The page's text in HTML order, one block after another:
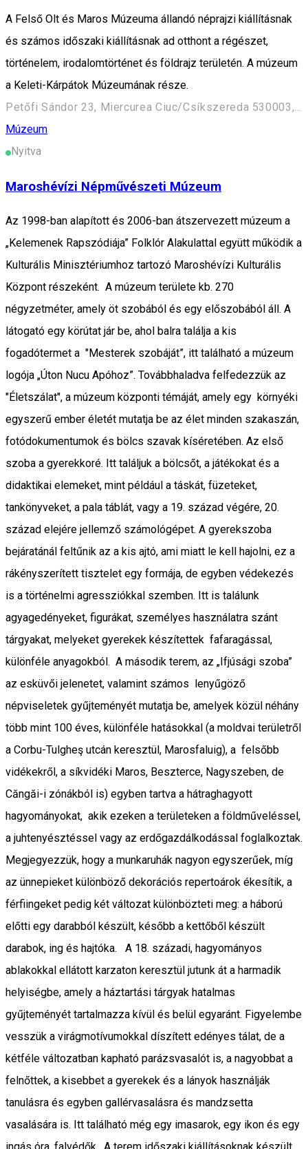
A Felső Olt és Maros Múzeuma állandó néprajzi kiállításnak
és számos időszaki kiállításnak ad otthont a régészet,
történelem, irodalomtörténet és földrajz területén. A múzeum
a Keleti-Kárpátok Múzeumának része.
Petőfi Sándor 23, Miercurea Ciuc/Csíkszereda 530003, Romania
Múzeum
Nyitva
Maroshévízi Népművészeti Múzeum
Az 1998-ban alapított és 2006-ban átszervezett múzeum a
„Kelemenek Rapszódiája” Folklór Alakulattal együtt működik a
Kulturális Minisztériumhoz tartozó Maroshévízi Kulturális
Központ részeként. A múzeum területe kb. 270
négyzetméter, amely öt szobából és egy előszobából áll. A
látogató egy körútat jár be, ahol balra találja a kis
fogadótermet a "Mesterek szobáját”, itt található a múzeum
logója „Úton Nucu Apóhoz”. Továbbhaladva felfedezzük az
"Életszálat", a múzeum központi témáját, amely egy környéki
egyszerű ember életét mutatja be az élet minden szakaszán,
fotódokumentumok és bölcs szavak kíséretében. Az első
szoba a gyerekkoré. Itt találjuk a bölcsőt, a játékokat és a
didaktikai elemeket, mint például a táskát, füzeteket,
tankönyveket, a pala táblát, vagy a 19. század végére, 20.
század elejére jellemző számológépet. A gyerekszoba
bejáratánál feltűnik az a kis ajtó, ami miatt le kell hajolni, ez a
rákényszerített tisztelet egy formája, de egyben védekezés
is a történelmi agressziókkal szemben. Itt is találunk
agyagedényeket, figurákat, személyes használatra szánt
tárgyakat, melyeket gyerekek készítettek fafaragással,
különféle anyagokból. A második terem, az „Ifjúsági szoba”
az esküvői jelenetet, valamint számos lenyűgöző
népviseletek gyűjteményét mutatja be, amelyek közül néhány
több mint 100 éves, különféle hatásokkal (a moldvai területről
a Corbu-Tulgheş utcán keresztül, Marosfaluig), a felsőbb
vidékekről, a síkvidéki Maros, Beszterce, Nagyszeben, de
Căngăi-i zónákból is) egyben tartva a hátraghagyott
hagyományokat, akik ezeken a területeken a földműveléssel,
a juhtenyésztéssel vagy az erdőgazdálkodással foglalkoztak.
Megjegyezzük, hogy a munkaruhák nagyon egyszerűek, míg
az ünnepieket különböző dekorációs repertoárok ékesítik, a
férfiingeket pedig két változat különbözteti meg: a háború
előtti egy darabból készült, később a kettőből készült
darabok, ing és hajtóka. A 18. századi, hagyományos
ablakokkal ellátott karzaton keresztül jutunk át a harmadik
helyiségbe, amely a háztartási tárgyak hatalmas
gyűjteményét tartalmazza kívül és belül egyaránt. Figyelembe
vesszük a virágmotívumokkal díszített edényes tálat, de a
kétféle változatban kapható parázsvasalót is, a nagyobbat a
felnőttek, a kisebbet a gyerekek és a lányok használják
tanulásra és egyben gallérvasalásra és mandzsetta
vasalására is. Itt található még egy imasarok, egy ikon és egy